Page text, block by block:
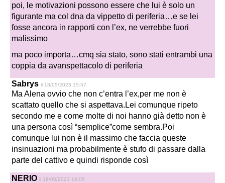
poi, le motivazioni possono essere che lui è solo un
figurante ma col dna da vippetto di periferia…e se lei
fosse ancora in rapporti con l’ex, ne verrebbe fuori
malissimo
ma poco importa…cmq sia stato, sono stati entrambi una
coppia da avanspettacolo di periferia
Sabrys il 18/05/2023 15:57
Ma Alena ovvio che non c’entra l’ex,per me non è
scattato quello che si aspettava.Lei comunque ripeto
secondo me e come molte di noi hanno già detto non è
una persona così “semplice”come sembra.Poi
comunque lui non è il massimo che faccia queste
insinuazioni ma probabilmente è stufo di passare dalla
parte del cattivo e quindi risponde così
NERIO il 18/05/2023 16:05